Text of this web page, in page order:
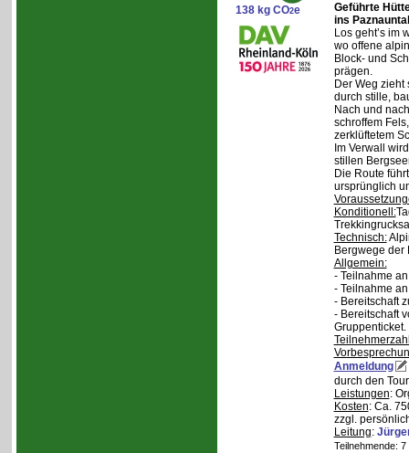
138 kg CO2e
Geführte
ins Paznauntal
Los geht’s im
wo offene
Block- und
prägen.
Der Weg
durch stille,
Nach und
schroffem
zerklüftetem
Im Verwall
stillen
Die Route
ursprünglich
Konditionell:
Technisch:
Bergwege
Allgemein:
- Teilnahme
- Teilnahme
- Bereitschaft
- Bereitschaft
Gruppenticket.
Anmeldung
durch den
Leistungen:
Kosten: Ca.
zzgl.
Leitung:
Teilnehmende: